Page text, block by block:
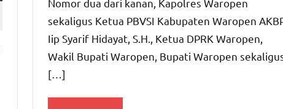
Nomor dua dari kanan, Kapolres Waropen
sekaligus Ketua PBVSI Kabupaten Waropen
Iip Syarif Hidayat, S.H., Ketua DPRK Waropen,
Wakil Bupati Waropen, Bupati Waropen
[…]